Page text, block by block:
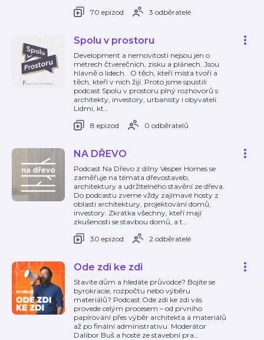
70 epizod
3 odběratelé
Spolu v prostoru
Development a nemovitosti nejsou jen o
metrech čtverečních, zisku a plánech. Jsou
hlavně o lidech. O těch, kteří místa tvoří a
těch, kteří v nich žijí. Proto jsme spustili
podcast Spolu v prostoru plný rozhovorů s
architekty, investory, urbanisty i obyvateli.
Lidmi, kt…
8 epizod
0 odběratelů
NA DŘEVO
Podcast Na Dřevo z dílny Vesper Homes se
zaměřuje na témata dřevostaveb,
architektury a udržitelného stavění ze dřeva.
Do podcastu zveme vždy zajímavé hosty z
oblasti architektury, projektování domů,
investory. Zkrátka všechny, kteří mají
zkušenosti se stavbou domů, a t…
30 epizod
2 odběratelé
Ode zdi ke zdi
Stavíte dům a hledáte průvodce? Bojíte se
byrokracie, rozpočtu nebo výběru
materiálů? Podcast Ode zdi ke zdi vás
provede celým procesem – od prvního
papírování přes výběr architekta a materiálů
až po finální administrativu. Moderátor
Dalibor Buš a hosté ze stavební pra…